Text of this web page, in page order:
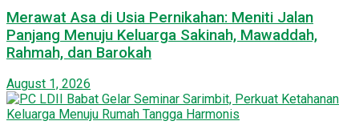
Merawat Asa di Usia Pernikahan: Meniti Jalan
Panjang Menuju Keluarga Sakinah, Mawaddah,
Rahmah, dan Barokah
August 1, 2026